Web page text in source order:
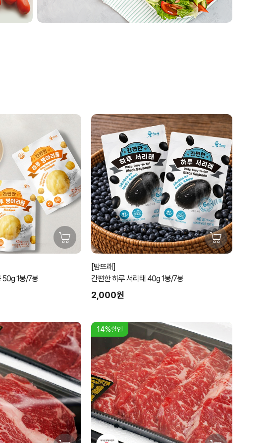
50g 1봉/7봉
[밤뜨래]
간편한 하루 서리태 40g 1봉/7봉
2,000원
14%할인